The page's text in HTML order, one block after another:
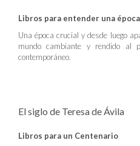
Libros para entender una época
Una época crucial y desde luego
mundo cambiante y rendido al
contemporáneo.
El siglo de Teresa de Ávila
Libros para un Centenario